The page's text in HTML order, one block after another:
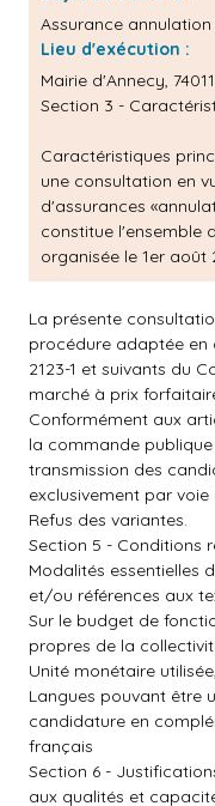
Assurance
Lieu d'exécution :
Mairie d'Annecy,
Section 3 -
Caractéristiques
une consultation en
d'assurances
constitue l'ensemble
organisée le 1er août
La présente
procédure adaptée en
2123-1 et suivants du
marché à prix
Conformément aux
la commande
transmission des
exclusivement par
Refus des variantes.
Section 5 - Conditions
Modalités essentielles
et/ou références aux
Sur le budget de
propres de la
Unité monétaire
Langues pouvant être
candidature en
français
Section 6 -
aux qualités et